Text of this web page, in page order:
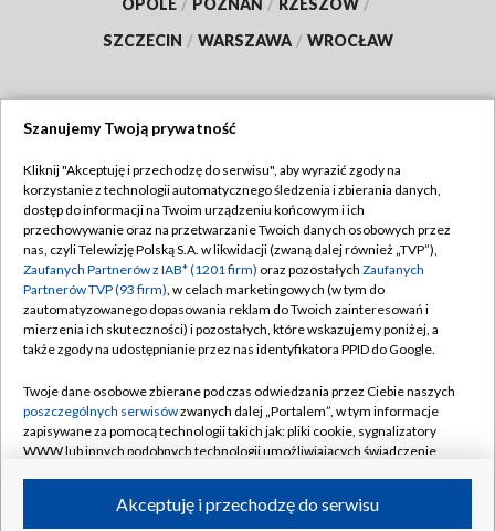
OPOLE / POZNAŃ / RZESZÓW /
SZCZECIN / WARSZAWA / WROCŁAW
TVP
Abonament TVP
Emisja w TVP
Centrum informacji TVP
Naziemna Telewizja Cyfrowa
Rada Programowa
System NOS
Informacje o nadawcy
Program dla prasy
Regulamin TVP
Polityka prywatności
Moje zgody
Pomoc
Kontakt
Kanały
Szanujemy Twoją prywatność
Kliknij "Akceptuję i przechodzę do serwisu", aby wyrazić zgody na
korzystanie z technologii automatycznego śledzenia i zbierania danych,
dostęp do informacji na Twoim urządzeniu końcowym i ich
przechowywanie oraz na przetwarzanie Twoich danych osobowych przez
nas, czyli Telewizję Polską S.A. w likwidacji (zwaną dalej również „TVP”),
Zaufanych Partnerów z IAB* (1201 firm) oraz pozostałych Zaufanych
Partnerów TVP (93 firm), w celach marketingowych (w tym do
zautomatyzowanego dopasowania reklam do Twoich zainteresowań i
mierzenia ich skuteczności) i pozostałych, które wskazujemy poniżej, a
także zgody na udostępnianie przez nas identyfikatora PPID do Google.
Twoje dane osobowe zbierane podczas odwiedzania przez Ciebie naszych
poszczególnych serwisówzwanych dalej „Portalem”, w tym informacje
zapisywane za pomocą technologii takich jak: pliki cookie, sygnalizatory
WWW lub innych podobnych technologii umożliwiających świadczenie
ruchu w Internecie.Akceptuję i przechodzę do serwisu